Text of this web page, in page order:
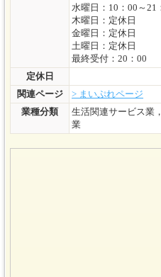
水曜日：10：00～21
木曜日：定休日
金曜日：定休日
土曜日：定休日
最終受付：20：00
定休日
関連ページ
> まいぷれページ
業種分類
生活関連サービス業
業